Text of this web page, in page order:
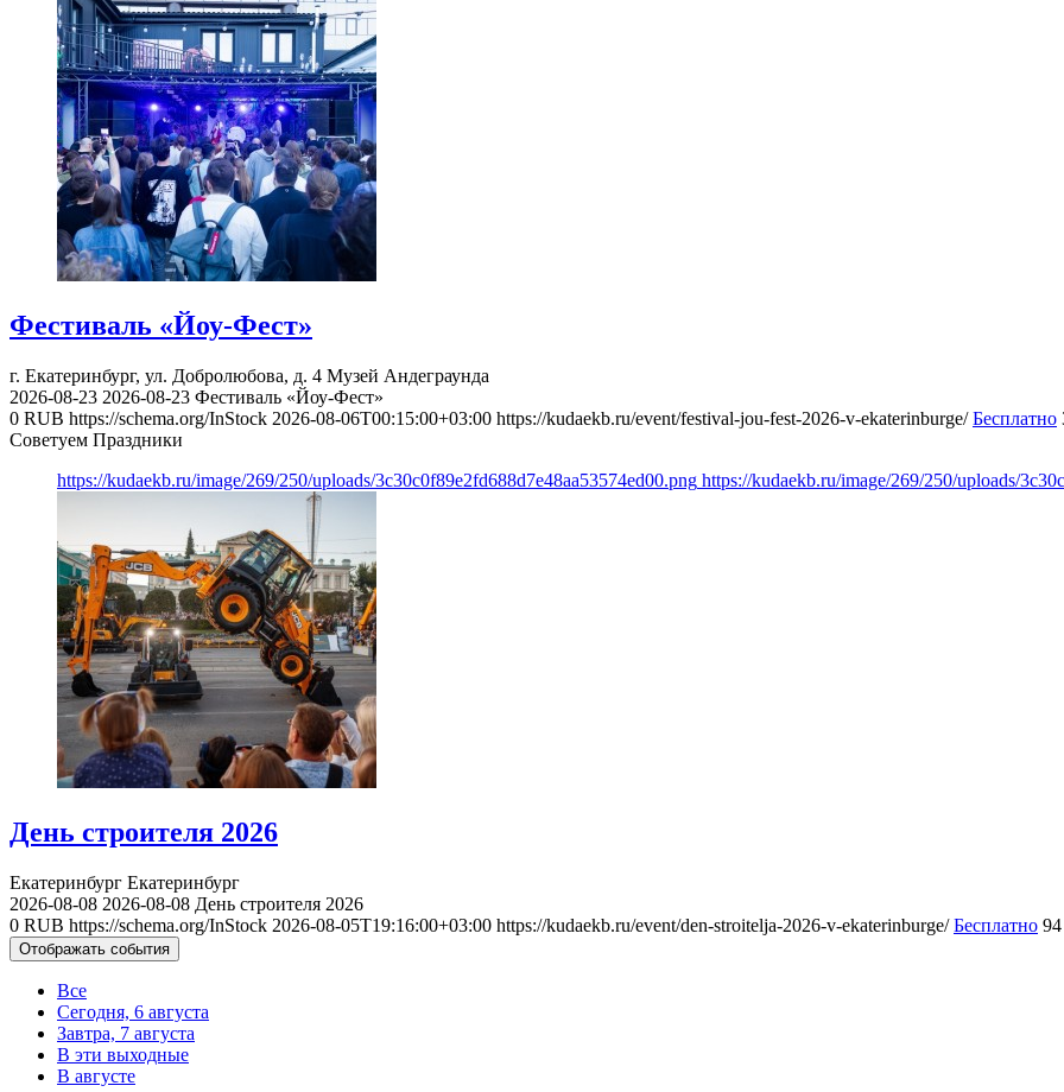
Фестиваль «Йоу-Фест»
г. Екатеринбург, ул. Добролюбова, д. 4 Музей Андеграунда
2026-08-23 2026-08-23 Фестиваль «Йоу-Фест»
0 RUB https://schema.org/InStock 2026-08-06T00:15:00+03:00 https://kudaekb.ru/event/festival-jou-fest-2026-v-ekaterinburge/ Бесплатно
Советуем Праздники
https://kudaekb.ru/image/269/250/uploads/3c30c0f89e2fd688d7e48aa53574ed00.png https://kudaekb.ru/image/269/250/uploads/
День строителя 2026
Екатеринбург Екатеринбург
2026-08-08 2026-08-08 День строителя 2026
0 RUB https://schema.org/InStock 2026-08-05T19:16:00+03:00 https://kudaekb.ru/event/den-stroitelja-2026-v-ekaterinburge/ Бесплатно 94
Отображать события
Все
Сегодня, 6 августа
Завтра, 7 августа
В эти выходные
В августе